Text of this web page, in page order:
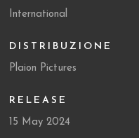
International
DISTRIBUZIONE
Plaion Pictures
RELEASE
15 May 2024